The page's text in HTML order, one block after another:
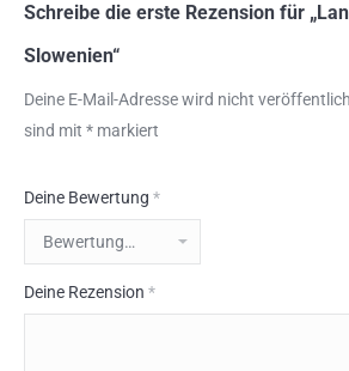
Schreibe die erste Rezension für
Slowenien“
Deine E-Mail-Adresse wird nicht
sind mit * markiert
Deine Bewertung *
Deine Rezension *